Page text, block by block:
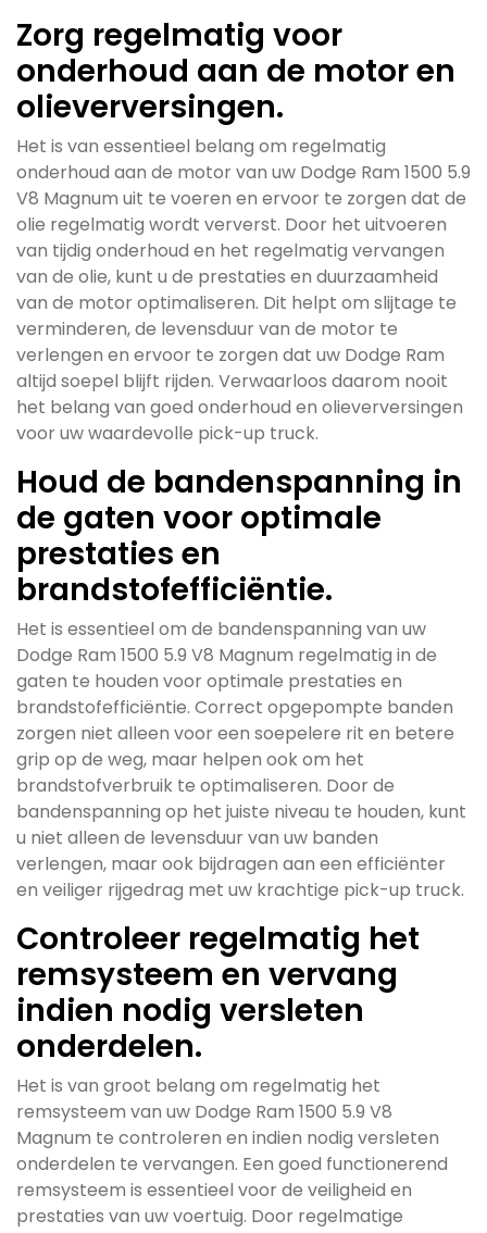
Zorg regelmatig voor
onderhoud aan de motor en
olieverversingen.
Het is van essentieel belang om regelmatig
onderhoud aan de motor van uw Dodge Ram 1500 5.9
V8 Magnum uit te voeren en ervoor te zorgen dat de
olie regelmatig wordt ververst. Door het uitvoeren
van tijdig onderhoud en het regelmatig vervangen
van de olie, kunt u de prestaties en duurzaamheid
van de motor optimaliseren. Dit helpt om slijtage te
verminderen, de levensduur van de motor te
verlengen en ervoor te zorgen dat uw Dodge Ram
altijd soepel blijft rijden. Verwaarloos daarom nooit
het belang van goed onderhoud en olieverversingen
voor uw waardevolle pick-up truck.
Houd de bandenspanning in
de gaten voor optimale
prestaties en
brandstofefficiëntie.
Het is essentieel om de bandenspanning van uw
Dodge Ram 1500 5.9 V8 Magnum regelmatig in de
gaten te houden voor optimale prestaties en
brandstofefficiëntie. Correct opgepompte banden
zorgen niet alleen voor een soepelere rit en betere
grip op de weg, maar helpen ook om het
brandstofverbruik te optimaliseren. Door de
bandenspanning op het juiste niveau te houden, kunt
u niet alleen de levensduur van uw banden
verlengen, maar ook bijdragen aan een efficiënter
en veiliger rijgedrag met uw krachtige pick-up truck.
Controleer regelmatig het
remsysteem en vervang
indien nodig versleten
onderdelen.
Het is van groot belang om regelmatig het
remsysteem van uw Dodge Ram 1500 5.9 V8
Magnum te controleren en indien nodig versleten
onderdelen te vervangen. Een goed functionerend
remsysteem is essentieel voor de veiligheid en
prestaties van uw voertuig. Door regelmatige